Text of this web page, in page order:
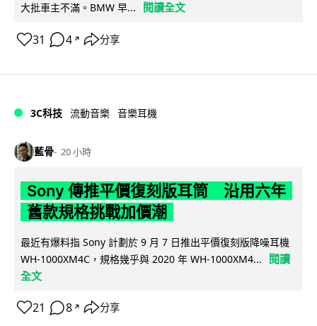
大批車主不滿。BMW 早...
閱讀全文
31 4 ↗ 分享
3C科技 流動音樂 音樂耳機
藍骨 20 小時
Sony 傳推平價復刻版耳筒 沿用六年
舊款規格挑戰加價潮
最近有爆料指 Sony 計劃於 9 月 7 日推出平價復刻版降噪耳機
WH-1000XM4C，規格幾乎與 2020 年 WH-1000XM4...
閱讀
全文
21 8 ↗ 分享